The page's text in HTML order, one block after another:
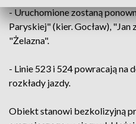
- Uruchomione zostaną
Paryskiej" (kier. Gocław), "Jan
"Żelazna".
- Linie 523 i 524 powracają na
rozkłady jazdy.
Obiekt stanowi bezkolizyjną